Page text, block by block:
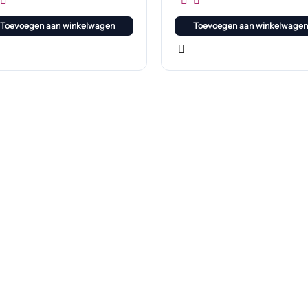
Toevoegen aan winkelwagen Toevoegen aan winkelwagen